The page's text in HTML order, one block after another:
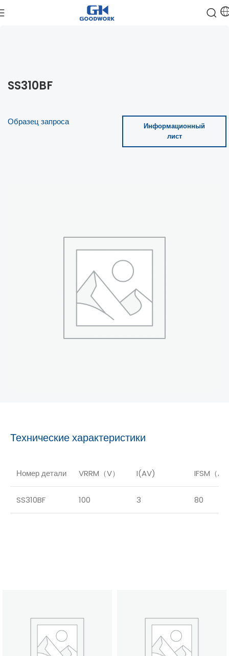
SS310BF
Образец запроса
Информационный
лист
Технические характеристики
Номер детали VRRM（V） I(AV) IFSM（A
SS310BF 100 3 80